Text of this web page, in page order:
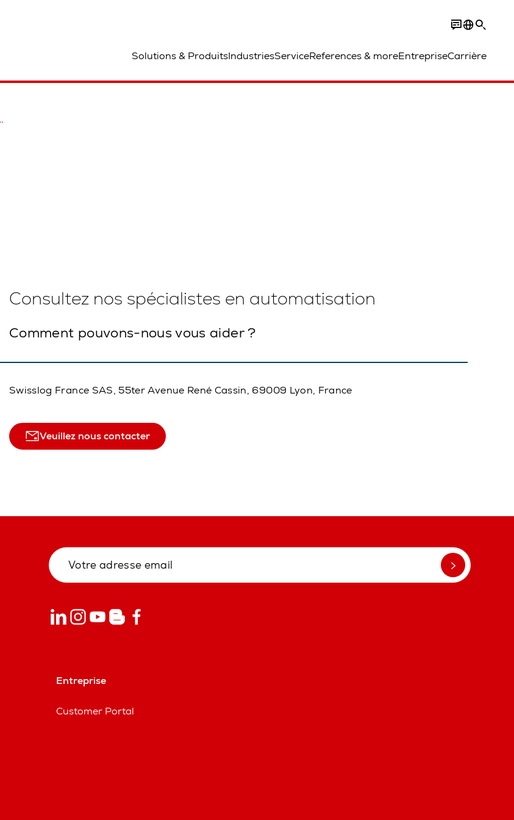
Solutions & ProduitsIndustriesServiceReferences & moreEntrepriseCarrière
Consultez nos spécialistes en automatisation
Comment pouvons-nous vous aider ?
Swisslog France SAS, 55ter Avenue René Cassin, 69009 Lyon, France
Veuillez nous contacter
Entreprise
Customer Portal